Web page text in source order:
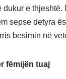
dukur e
sepse detyra
besimin në
fëmijën tuaj